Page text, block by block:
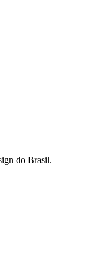
do Brasil.